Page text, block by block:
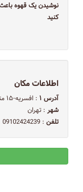
نوشیدن یک قهوه
کنید
اطلاعات مکان
آدرس ۱
: افسریه-۱۵ متری دوم-بین خیابان۲۳و۲۴-کافه هس مثبت
شهر : تهران
تلفن : 09102424239